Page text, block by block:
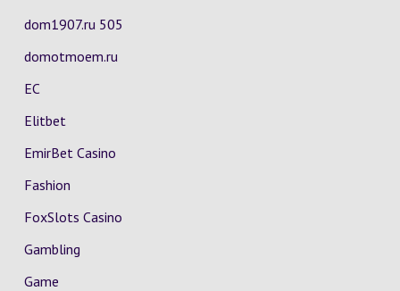
dom1907.ru 505
domotmoem.ru
EC
Elitbet
EmirBet Casino
Fashion
FoxSlots Casino
Gambling
Game